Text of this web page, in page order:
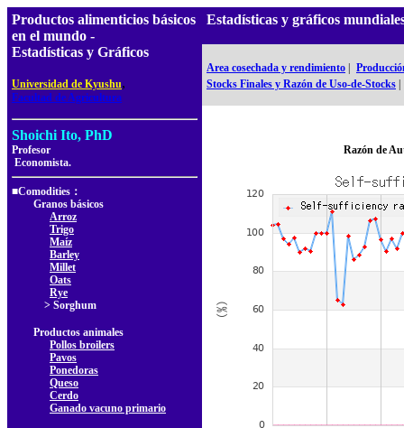
Productos alimenticios básicos
en el mundo -
Estadísticas y Gráficos
Universidad de Kyushu,
Facultad de Agricultura
Shoichi Ito, PhD
Profesor
Economista.
■Comodities：
Granos básicos
Arroz
Trigo
Maíz
Barley
Millet
Oats
Rye
> Sorghum
Productos animales
Pollos broilers
Pavos
Ponedoras
Queso
Cerdo
Ganado vacuno primario
Estadísticas y gráficos
Area cosechada y rendimiento
Stocks Finales y Razón de Uso-de-Stocks
Razón de